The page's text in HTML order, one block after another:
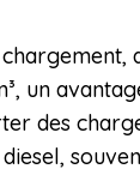
un
des